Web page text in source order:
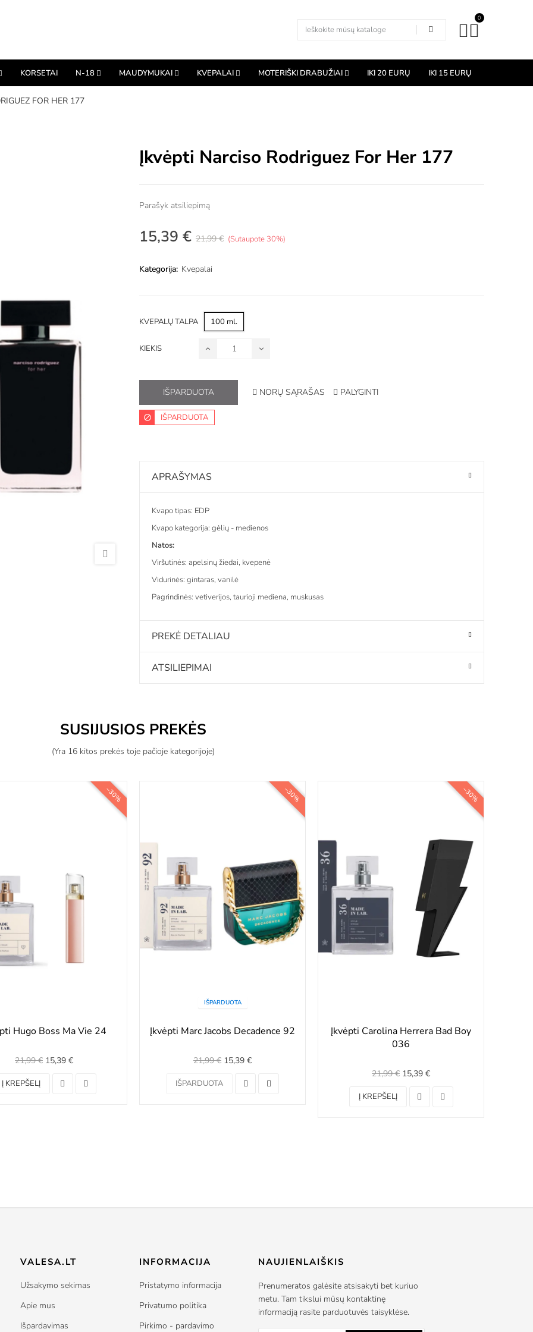
0
KORSETAI N-18 MAUDYMUKAI KVEPALAI MOTERIŠKI DRABUŽIAI IKI 20 EURŲ IKI 15 EURŲ
FOR HER 177
Įkvėpti Narciso Rodriguez For Her 177
Parašyk atsiliepimą
15,39 € 21,99 € Sutaupote 30%
Kategorija: Kvepalai
KVEPALŲ TALPA 100 ml.
KIEKIS
IŠPARDUOTA NORŲ SĄRAŠAS PALYGINTI
IŠPARDUOTA
APRAŠYMAS
Kvapo tipas: EDP
Kvapo kategorija: gėlių - medienos
Natos:
Viršutinės: apelsinų žiedai, kvepenė
Vidurinės: gintaras, vanilė
Pagrindinės: vetiverijos, taurioji mediena, muskusas
PREKĖ DETALIAU
ATSILIEPIMAI
SUSIJUSIOS PREKĖS
(Yra 16 kitos prekės toje pačioje kategorijoje)
−30%
Hugo Boss Ma Vie 24
21,99 € 15,39 €
Į KREPŠELĮ
IŠPARDUOTA
−30%
Įkvėpti Marc Jacobs Decadence 92
21,99 € 15,39 €
IŠPARDUOTA
−30%
Įkvėpti Carolina Herrera Bad Boy
036
21,99 € 15,39 €
Į KREPŠELĮ
VALESA.LT
Užsakymo sekimas
Apie mus
Išpardavimas
INFORMACIJA
Pristatymo informacija
Privatumo politika
Pirkimo - pardavimo
NAUJIENLAIŠKIS
Prenumeratos galėsite atsisakyti bet kuriuo
metu. Tam tikslui mūsų kontaktinę
informaciją rasite parduotuvės taisyklėse.